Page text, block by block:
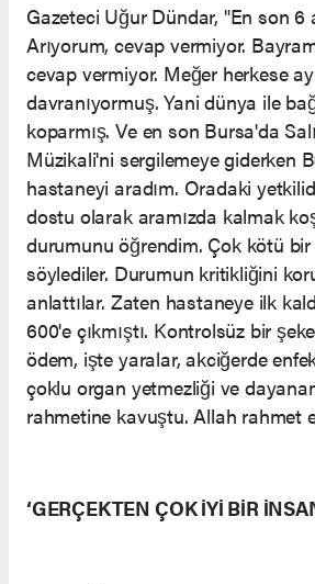
Gazeteci Uğur Dündar, "En son 6
Arıyorum, cevap vermiyor.
cevap vermiyor. Meğer herkese
davranıyormuş. Yani dünya ile
koparmış. Ve en son Bursa'da
Müzikali'ni sergilemeye giderken
hastaneyi aradım. Oradaki
dostu olarak aramızda kalmak
durumunu öğrendim. Çok kötü
söylediler. Durumun kritikliğini
anlattılar. Zaten hastaneye ilk
600'e çıkmıştı. Kontrolsüz bir
ödem, işte yaralar, akciğerde
çoklu organ yetmezliği ve
rahmetine kavuştu. Allah rahmet
‘GERÇEKTEN ÇOK İYİ BİR